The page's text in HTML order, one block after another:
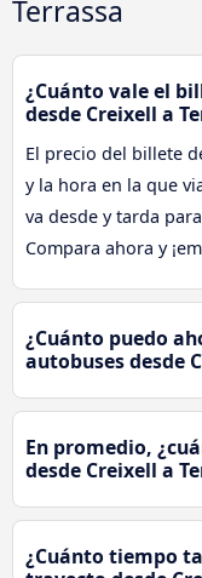
Terrassa
¿Cuánto vale el
desde Creixell a
El precio del billete
y la hora en la que
va desde y tarda
Compara ahora y
¿Cuánto puedo
autobuses desde
En promedio,
desde Creixell a
¿Cuánto tiempo